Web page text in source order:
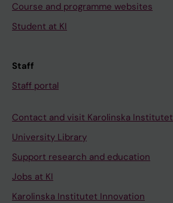
Course and programme websites
Student at KI
Staff
Staff portal
Contact and visit Karolinska Institutet
University Library
Support research and education
Jobs at KI
Karolinska Institutet Innovation